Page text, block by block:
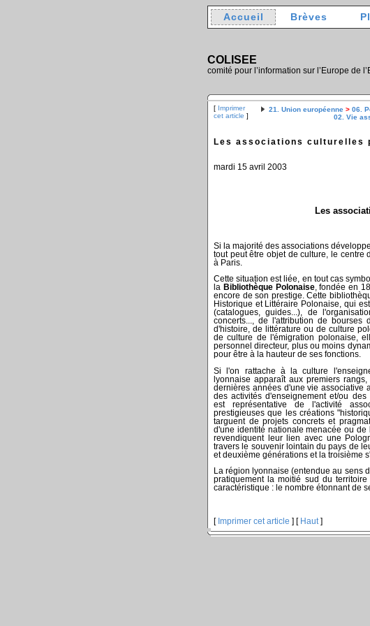
Accueil Brèves
COLISEE
comité pour l’information sur l’Europe de
[ Imprimer
cet article ]
21. Union européenne > 06.
02. Vie
Les associations culturelles
mardi 15 avril 2003
Les
Si la majorité des associations
tout peut être objet de culture, le centre
à Paris.
Cette situation est liée, en tout cas
la Bibliothèque Polonaise, fondée en
encore de son prestige. Cette
Historique et Littéraire Polonaise, qui
(catalogues, guides...), de
concerts..., de l'attribution de bourses
d'histoire, de littérature ou de culture
de culture de l'émigration polonaise,
personnel directeur, plus ou moins
pour être à la hauteur de ses fonctions.
Si l'on rattache à la culture
lyonnaise apparaît aux premiers
dernières années d'une vie associative
des activités d'enseignement et/ou
est représentative de l'activité
prestigieuses que les créations
targuent de projets concrets et
d'une identité nationale menacée ou
revendiquent leur lien avec une
travers le souvenir lointain du pays de
et deuxième générations et la troisième
La région lyonnaise (entendue au sens
pratiquement la moitié sud du
caractéristique : le nombre étonnant de
[ Imprimer cet article ] [ Haut ]